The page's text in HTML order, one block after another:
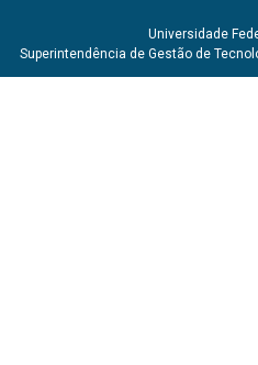
Universidade
Superintendência de Gestão de